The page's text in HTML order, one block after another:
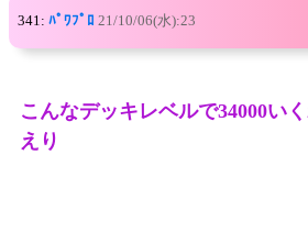
341: ﾊﾟﾜﾌﾟﾛ 21/10/06(水):23
こんなデッキレベルで34000い
えり